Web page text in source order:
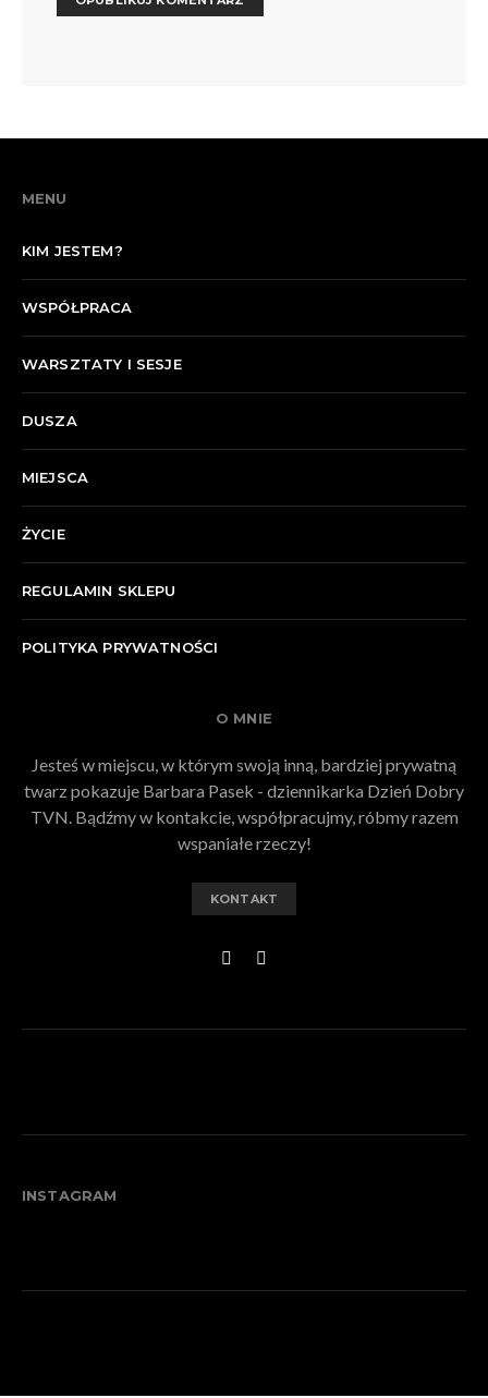
MENU
KIM JESTEM?
WSPÓŁPRACA
WARSZTATY I SESJE
DUSZA
MIEJSCA
ŻYCIE
REGULAMIN SKLEPU
POLITYKA PRYWATNOŚCI
O MNIE
Jesteś w miejscu, w którym swoją inną, bardziej prywatną
twarz pokazuje Barbara Pasek - dziennikarka Dzień Dobry
TVN. Bądźmy w kontakcie, współpracujmy, róbmy razem
wspaniałe rzeczy!
KONTAKT
INSTAGRAM